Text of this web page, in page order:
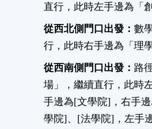
直行，此時左手邊為「
從西北側門口出發： 數
行，此時右手邊為「理
從西南側門口出發： 路
場」，繼續直行，此時
手邊為[文學院]，右手
學院]、[法學院]，左手